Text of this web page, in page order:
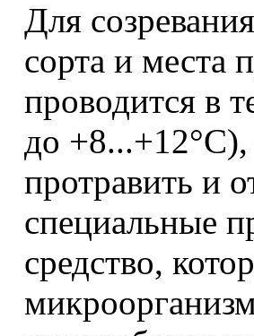
Для
сорта и места
проводится в
до
протравить и
специальные
средство,